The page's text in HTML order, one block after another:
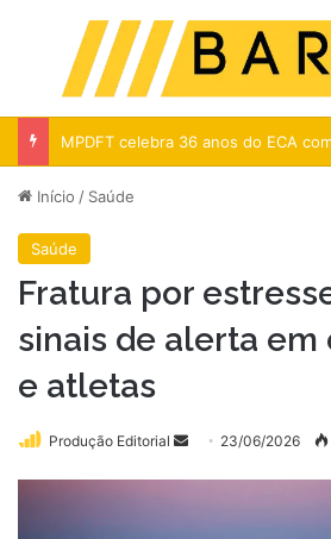
Menu
MPDFT celebra 36 anos do ECA
Início / Saúde
Saúde
Fratura por
sinais de alerta
e atletas
Produção Editorial
Mande23/06/2026